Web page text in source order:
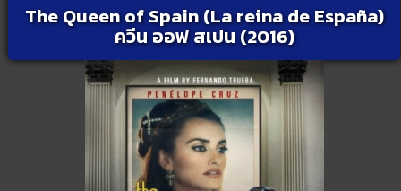
The Queen of Spain (La reina de España)
ควีน ออฟ สเปน (2016)